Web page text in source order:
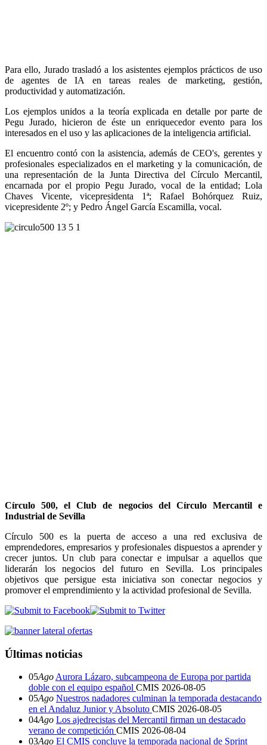
Para ello, Jurado trasladó a los asistentes ejemplos prácticos de uso
de agentes de IA en tareas reales de marketing, gestión,
productividad y automatización.
Los ejemplos unidos a la teoría explicada en detalle por parte de
Pegu Jurado, hicieron de éste un enriquecedor evento para los
interesados en el uso y las aplicaciones de la inteligencia artificial.
El encuentro contó con la asistencia, además de CEO's, gerentes y
profesionales especializados en el marketing y la comunicación, de
una representación de la Junta Directiva del Círculo Mercantil,
encarnada por el propio Pegu Jurado, vocal de la entidad; Lola
Chaves Vicente, vicepresidenta 1ª; Rafael Bohórquez Ruiz,
vicepresidente 2º; y Pedro Ángel García Escamilla, vocal.
Círculo 500, el Club de negocios del Círculo Mercantil e
Industrial de Sevilla
Círculo 500 es la puerta de acceso a una red exclusiva de
emprendedores, empresarios y profesionales dispuestos a aprender y
crecer juntos. Un club para conectar e impulsar a aquellos que
liderarán los negocios del futuro en Sevilla. Los principales
objetivos que persigue esta iniciativa son conectar negocios y
promover el emprendimiento y la actividad profesional de Sevilla.
Últimas noticias
05Ago Aurora Lázaro, subcampeona de Europa por partida
doble con el equipo español CMIS 2026-08-05
05Ago Nuestros nadadores culminan la temporada destacando
en el Andaluz Junior y Absoluto CMIS 2026-08-05
04Ago Los ajedrecistas del Mercantil firman un destacado
verano de competición CMIS 2026-08-04
03Ago El CMIS concluye la temporada nacional de Sprint